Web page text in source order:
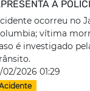
À
ocorreu no
vítima
é investigado
02/2026 01:29